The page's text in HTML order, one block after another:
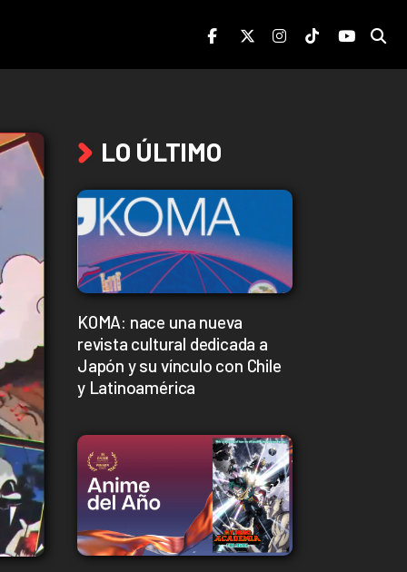
LO ÚLTIMO
KOMA: nace una nueva
revista cultural dedicada a
Japón y su vínculo con Chile
y Latinoamérica